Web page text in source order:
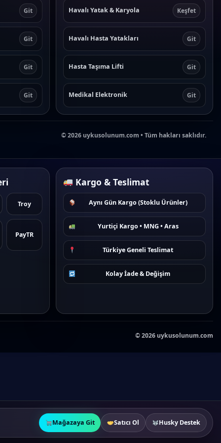
Git
Git
Git
Git
Havalı Yatak & Karyola Keşfet
Havalı Hasta Yatakları Git
Hasta Taşıma Lifti Git
Medikal Elektronik Git
©2026 uykusolunum.com • Tüm hakları saklıdır.
Troy
PayTR
Kargo & Teslimat
Aynı Gün Kargo (Stoklu Ürünler)
Yurtiçi Kargo • MNG • Aras
Türkiye Geneli Teslimat
Kolay İade & Değişim
©2026 uykusolunum.com
Mağazaya Git Satıcı Ol Husky Destek